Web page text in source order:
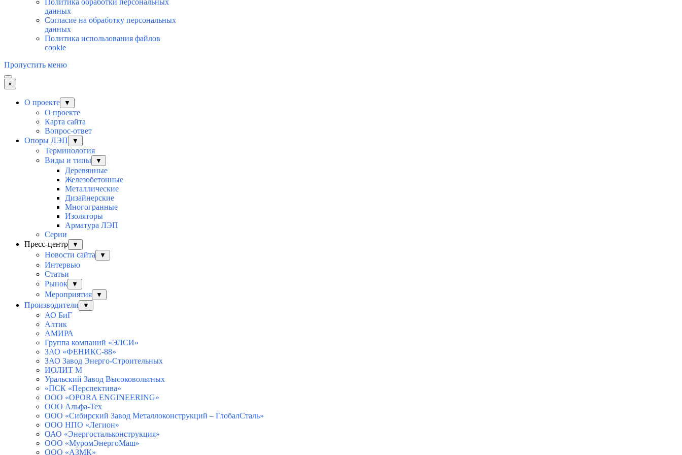
данных
Согласие на обработку персональных
данных
Политика использования файлов
cookie
Пропустить меню
×
О проекте ▼
О проекте
Карта сайта
Вопрос-ответ
Опоры ЛЭП
▼
Терминология
Виды и типы
▼
Деревянные
Железобетонные
Металлические
Дизайнерские
Многогранные
Изоляторы
Арматура ЛЭП
Серии
Пресс-центр
▼
Новости сайта ▼
Интервью
Статьи
Рынок
▼
Мероприятия ▼
Производители ▼
АО БиГ
Алтик
АМИРА
Группа компаний «ЭЛСИ»
ЗАО «ФЕНИКС-88»
ЗАО Завод Энерго-Строительных
ИОЛИТ М
Уральский Завод Высоковольтных
«ПСК «Перспектива»
ООО «OPORA ENGINEERING»
ООО Альфа-Тех
ООО «Сибирский Завод Металлоконструкций – ГлобалСталь»
ООО НПО «Легион»
ОАО «Энергостальконструкция»
ООО «МуромЭнергоМаш»
ООО «АЗМК»